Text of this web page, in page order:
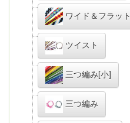
ワイド＆フラット
ツイスト
三つ編み[小]
三つ編み